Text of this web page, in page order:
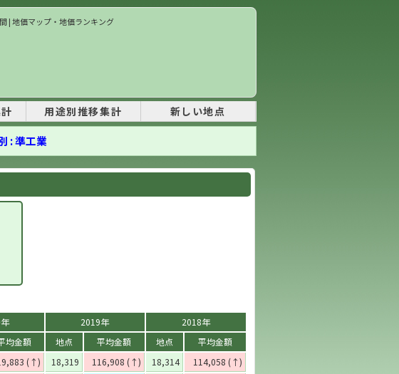
| 地価マップ・地価ランキング
用途別推移集計 新しい地点
: 準工業
2019年
2018年
均金額 地点 平均金額 地点
平均金額
(↑) 18,319 116,908 (↑) 18,314
114,058 (↑)